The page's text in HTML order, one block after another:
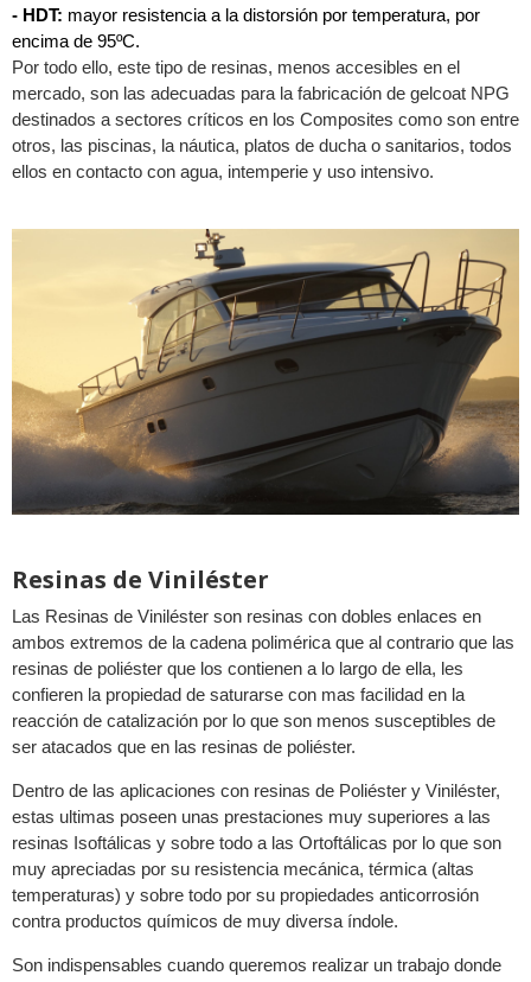
- HDT: mayor resistencia a la distorsión por temperatura, por
encima de 95ºC.
Por todo ello, este tipo de resinas, menos accesibles en el
mercado, son las adecuadas para la fabricación de gelcoat NPG
destinados a sectores críticos en los Composites como son entre
otros, las piscinas, la náutica, platos de ducha o sanitarios, todos
ellos en contacto con agua, intemperie y uso intensivo.
Resinas de Viniléster
Las Resinas de Viniléster son resinas con dobles enlaces en
ambos extremos de la cadena polimérica que al contrario que las
resinas de poliéster que los contienen a lo largo de ella, les
confieren la propiedad de saturarse con mas facilidad en la
reacción de catalización por lo que son menos susceptibles de
ser atacados que en las resinas de poliéster.
Dentro de las aplicaciones con resinas de Poliéster y Viniléster,
estas ultimas poseen unas prestaciones muy superiores a las
resinas Isoftálicas y sobre todo a las Ortoftálicas por lo que son
muy apreciadas por su resistencia mecánica, térmica (altas
temperaturas) y sobre todo por su propiedades anticorrosión
contra productos químicos de muy diversa índole.
Son indispensables cuando queremos realizar un trabajo donde